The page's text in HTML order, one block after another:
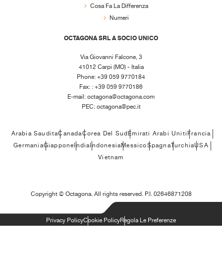
Cosa Fa La Differenza
Numeri
OCTAGONA SRL A SOCIO UNICO
Via Giovanni Falcone, 3
41012 Carpi (MO) - Italia
Phone: +39 059 9770184
Fax: : +39 059 9770186
E-mail:octagona@octagona.com
PEC:octagona@pec.it
Arabia SauditaCanadaCorea Del SudEmirati Arabi UnitiFrancia
GermaniaGiapponeIndiaIndonesiaMessicoSpagnaTurchiaUSA
Vietnam
Copyright ©Octagona. All rights reserved. P.I. 02646871208
Privacy PolicyCookie PolicyRegola Le Preferenze